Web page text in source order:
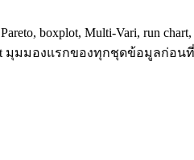
boxplot, Multi-Vari, run
มุมมองแรกของทุกชุดข้อมูลก่อ